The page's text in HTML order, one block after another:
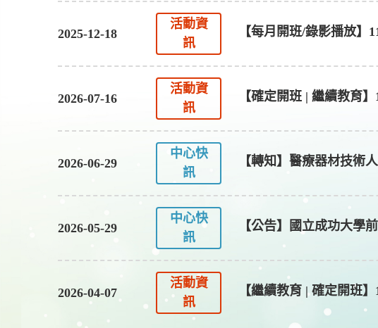
2025-12-18
活動資
訊
【每月開班/錄影播放】
2026-07-16
活動資
訊
【確定開班 | 繼續教育
2026-06-29
中心快
訊
【轉知】醫療器材技術
2026-05-29
中心快
訊
【公告】國立成功大學
2026-04-07
活動資
訊
【繼續教育 | 確定開班